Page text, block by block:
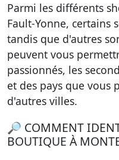
Parmi les différents
Fault-Yonne, certains
tandis que d'autres
peuvent vous
passionnés, les
et des pays que vous
d'autres villes.
🔎 COMMENT
BOUTIQUE À